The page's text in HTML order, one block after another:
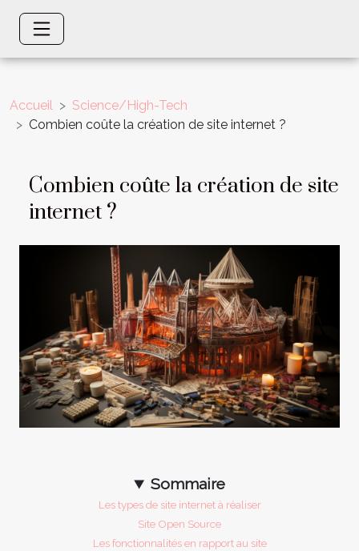
Accueil
Science/High-Tech
Combien coûte la création de site internet ?
Combien coûte la création de site
internet ?
Sommaire
Les types de site internet à réaliser
Site Open Source
Les fonctionnalités en rapport au site